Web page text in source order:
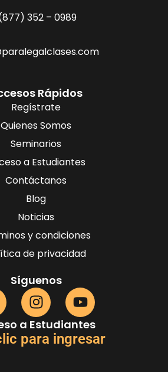
352 – 0989
Rápidos
Regístrate
Quienes Somos
Seminarios
a Estudiantes
Contáctanos
Blog
Noticias
y condiciones
de privacidad
Síguenos
a Estudiantes
para ingresar